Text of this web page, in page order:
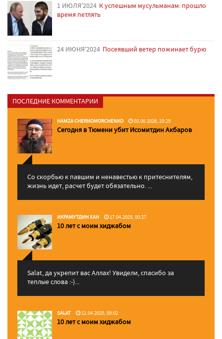
1 ИЮЛЯ'2024 К успешным мусульманам: прошло
время петлять
24 ИЮНЯ'2024 Посеявший ветер пожинает бурю
ПОСЛЕДНИЕ КОММЕНТАРИИ
HAMZA CHERNOMORCHENKO 03.06.2026, 23:29
Сегодня в Тюмени убит Исомитдин Акбаров
Со скорбью к павшим и ненавестью к притеснителям,
жизнь идет, расчет будет обязательно. ...
ИКРАМУТДИН ХАН 17.04.2025, 00:27
10 лет с моим хиджабом
Salat, да укрепит вас Аллаx! Увидели, спасибо за
теплые слова :-)...
SALAT 11.04.2025, 09:02
10 лет с моим хиджабом